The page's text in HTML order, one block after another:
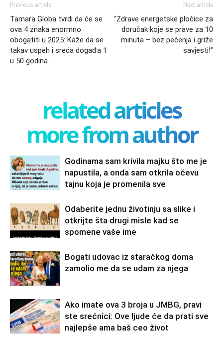
Previous article
Tamara Globa tvrdi da će se
ova 4 znaka enormno
obogatiti u 2025: Kaže da se
takav uspeh i sreća događa 1
u 50 godina…
Next article
“Zdrave energetske pločice za
doručak koje se prave za 10
minuta – bez pečenja i griže
savjesti!”
related articles
more from author
Godinama sam krivila majku što me je
napustila, a onda sam otkrila očevu
tajnu koja je promenila sve
Odaberite jednu životinju sa slike i
otkrijte šta drugi misle kad se
spomene vaše ime
Bogati udovac iz staračkog doma
zamolio me da se udam za njega
Ako imate ova 3 broja u JMBG, pravi
ste srećnici: Ove ljude će da prati sve
najlepše ama baš ceo život